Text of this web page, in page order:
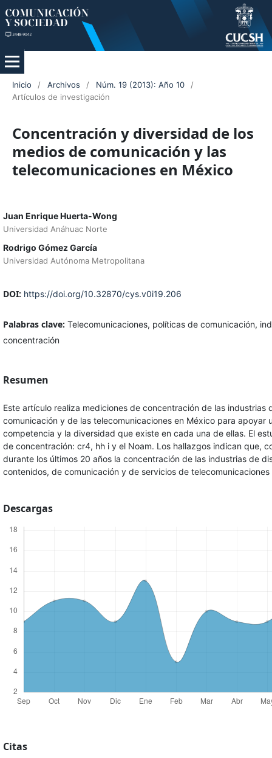
Inicio / Archivos / Núm. 19 (2013): Año 10
/
Artículos de investigación
Concentración y diversidad de los
medios de comunicación y las
telecomunicaciones en México
Juan Enrique Huerta-Wong
Universidad Anáhuac Norte
Rodrigo Gómez García
Universidad Autónoma Metropolitana
DOI: https://doi.org/10.32870/cys.v0i19.206
Palabras clave: Telecomunicaciones, políticas de comunicación,
concentración
Resumen
Este artículo realiza mediciones de concentración de las industrias
comunicación y de las telecomunicaciones en México para apoyar
competencia y la diversidad que existe en cada una de ellas. El
de concentración: cr4, hh i y el Noam. Los hallazgos indican que,
durante los últimos 20 años la concentración de las industrias de
contenidos, de comunicación y de servicios de
Descargas
Citas